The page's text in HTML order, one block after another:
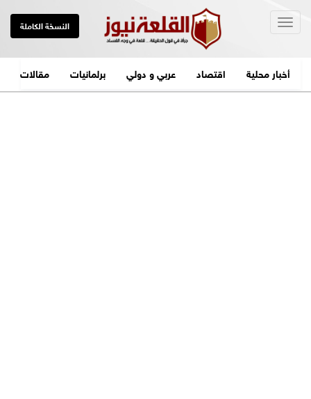
النسخة الكاملة
أخبار محلية اقتصاد عربي و دولي برلمانيات مقالات